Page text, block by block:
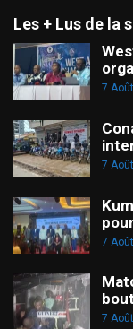
Les + Lus de la
7
7
7
7